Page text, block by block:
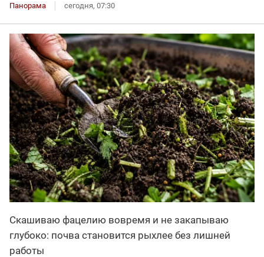
Панорама сегодня, 07:30
Скашиваю фацелию вовремя и не закапываю
глубоко: почва становится рыхлее без лишней
работы